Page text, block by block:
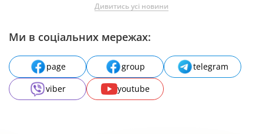
Дивитись усі новини
Ми в соціальних мережах:
page group
telegram
viber
youtube